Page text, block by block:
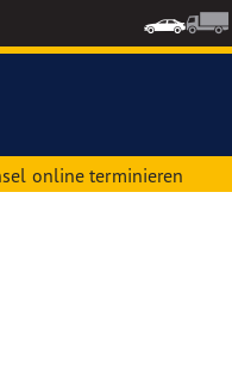
online terminieren